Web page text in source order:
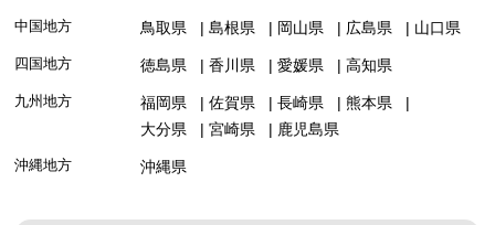
中国地方 鳥取県 島根県 岡山県 広島県 山口県
四国地方 徳島県 香川県 愛媛県 高知県
九州地方 福岡県 佐賀県 長崎県
熊本県
大分県
宮崎県 鹿児島県
沖縄地方 沖縄県